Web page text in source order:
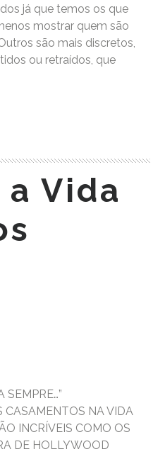
já que temos os que
mostrar quem são
são mais discretos,
ou retraídos, que
Vida
SEMPRE…”
CASAMENTOS NA VIDA
INCRÍVEIS COMO OS
DE HOLLYWOOD